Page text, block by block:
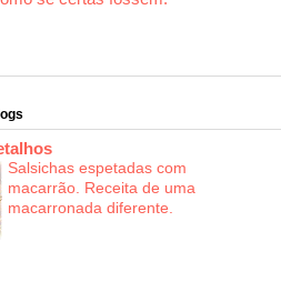
Salsichas espetadas com
macarrão. Receita de uma
macarronada diferente.